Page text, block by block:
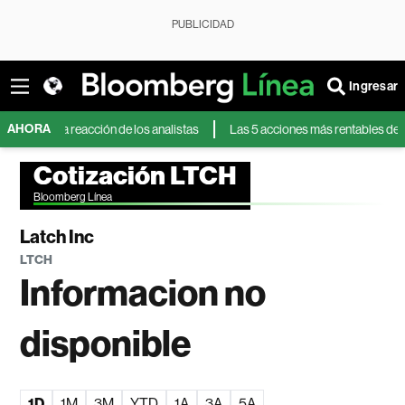
PUBLICIDAD
Ingresar
AHORA
la reacción de los analistas Las 5 acciones más rentables del S&P
Cotización LTCH
Bloomberg Línea
Latch Inc
LTCH
Informacion no
disponible